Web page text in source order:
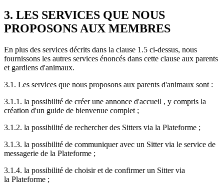
3. LES SERVICES QUE NOUS
PROPOSONS AUX MEMBRES
En plus des services décrits dans la clause 1.5 ci-dessus, nous
fournissons les autres services énoncés dans cette clause aux parents
et gardiens d'animaux.
3.1. Les services que nous proposons aux parents d'animaux sont :
3.1.1. la possibilité de créer une annonce d'accueil , y compris la
création d'un guide de bienvenue complet ;
3.1.2. la possibilité de rechercher des Sitters via la Plateforme ;
3.1.3. la possibilité de communiquer avec un Sitter via le service de
messagerie de la Plateforme ;
3.1.4. la possibilité de choisir et de confirmer un Sitter via
la Plateforme ;